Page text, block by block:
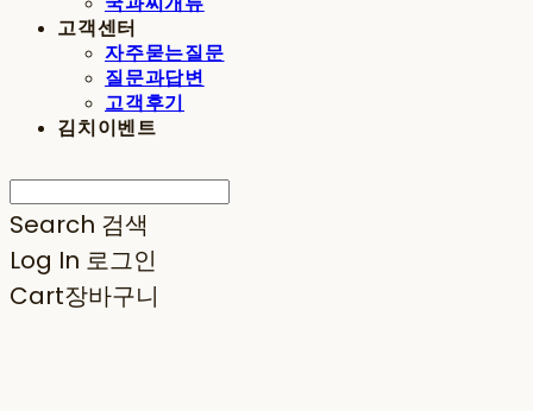
고객센터
자주묻는질문
질문과답변
고객후기
김치이벤트
Search 검색
Log In 로그인
Cart장바구니